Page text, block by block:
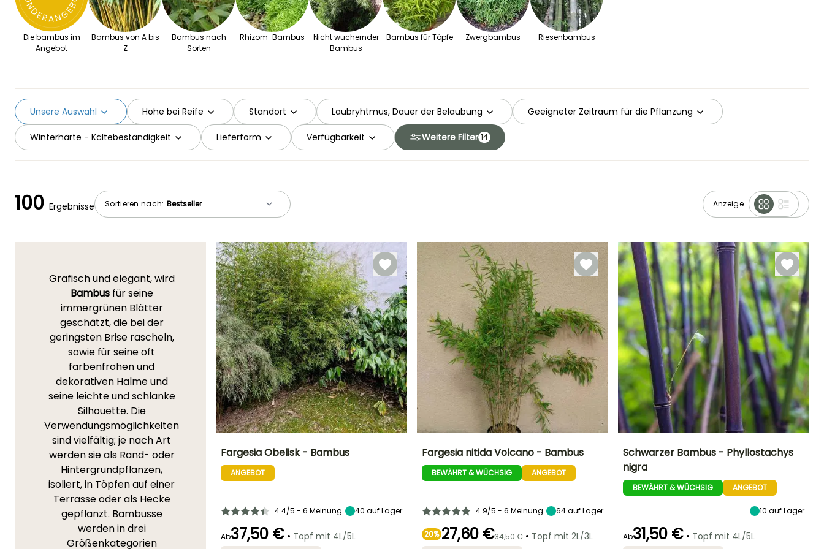
Die bambus im
Angebot
Bambus von A bis
Z
Bambus nach
Sorten
Rhizom-Bambus
Nicht wuchernder
Bambus
Bambus für Töpfe Zwergbambus Riesenbambus
Höhe bei Reife Standort Laubryhtmus, Dauer der Belaubung Geeigneter Zeitraum für die Pflanzung
Winterhärte - Kältebeständigkeit Lieferform
Unsere Auswahl
Verfügbarkeit Weitere Filter 14
Sortieren nach: Anzeige
100 Ergebnisse
Grafisch und elegant, wird
Bambusfür seine
immergrünen Blätter
geschätzt, die bei der
geringsten Brise rascheln,
sowie für seine oft
farbenfrohen und
dekorativen Halme und
seine leichte und schlanke
Silhouette. Die
Verwendungsmöglichkeiten
sind vielfältig; je nach Art
werden sie als Rand- oder
Hintergrundpflanzen,
isoliert, in Töpfen auf einer
Terrasse oder als Hecke
gepflanzt. Bambusse
werden in drei
Größenkategorien
Höhe bei Reife
Fargesia Obelisk - Bambus
ANGEBOT
4.4/5 - 6 Meinung 40 auf Lager
Ab37,50 € • Topf mit 4L/5L
Höhe bei Reife Breite bei Reife Standort
Fargesia nitida Volcano - Bambus
BEWÄHRT & WÜCHSIG ANGEBOT
4.9/5 - 6 Meinung 64auf Lager
20% 27,60 €34,50 € • Topf mit 2L/3L
6 m 3 m
Sonne,
Halbschatten
Schwarzer Bambus - Phyllostachys
nigra
BEWÄHRT & WÜCHSIG ANGEBOT
10 auf Lager
Ab31,50 € • Topf mit 4L/5L